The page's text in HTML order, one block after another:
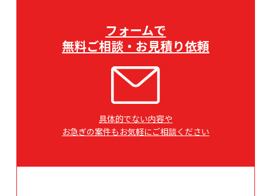
フォームで
無料ご相談・お見積り依頼
具体的でない内容や
お急ぎの案件もお気軽にご相談ください